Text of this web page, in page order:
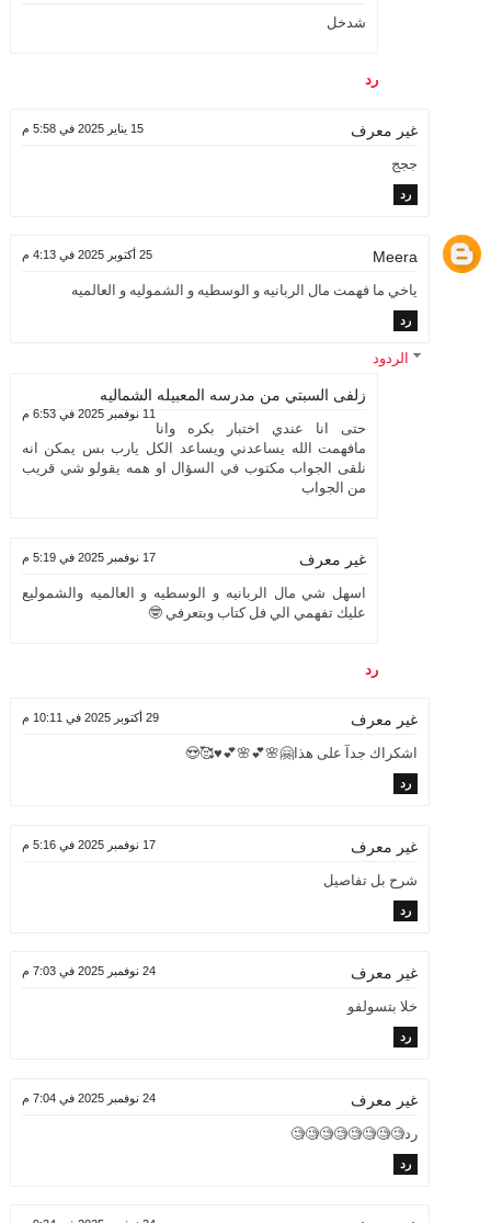
شدخل
رد
غير معرف 15 يناير 2025 في 5:58 م
ججج
رد
Meera 25 أكتوبر 2025 في 4:13 م
ياخي ما فهمت مال الربانيه و الوسطيه و الشموليه و العالميه
رد
الردود
زلفى السبتي من مدرسه المعبيله الشماليه
11 نوفمبر 2025 في 6:53 م
حتى انا عندي اختبار بكره وانا
مافهمت الله يساعدني ويساعد الكل يارب بس يمكن انه
نلقى الجواب مكتوب في السؤال او همه يقولو شي قريب
من الجواب
غير معرف 17 نوفمبر 2025 في 5:19 م
اسهل شي مال الربانيه و الوسطيه و العالميه والشموليع
عليك تفهمي الي فل كتاب وبتعرفي 🤓
رد
غير معرف 29 أكتوبر 2025 في 10:11 م
اشكراك جدآ على هذا🤗🌸💕🌸💕♥️🥰😍
رد
غير معرف 17 نوفمبر 2025 في 5:16 م
شرح بل تفاصيل
رد
غير معرف 24 نوفمبر 2025 في 7:03 م
خلا بتسولفو
رد
غير معرف 24 نوفمبر 2025 في 7:04 م
رد🧐🧐🧐🧐🧐🧐🧐🧐
رد